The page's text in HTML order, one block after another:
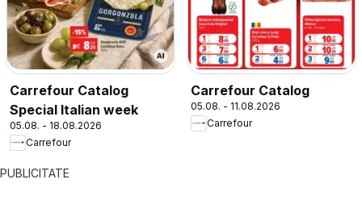
Carrefour Catalog
Special Italian week
05.08. - 18.08.2026
Carrefour
Carrefour Catalog
05.08. - 11.08.2026
Carrefour
PUBLICITATE